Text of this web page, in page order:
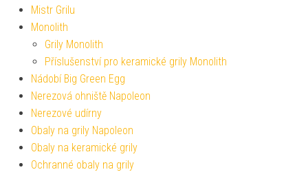
Mistr Grilu
Monolith
Grily Monolith
Příslušenství pro keramické grily Monolith
Nádobí Big Green Egg
Nerezová ohniště Napoleon
Nerezové udírny
Obaly na grily Napoleon
Obaly na keramické grily
Ochranné obaly na grily